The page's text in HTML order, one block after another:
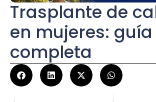
Trasplante de
en mujeres: guía
completa